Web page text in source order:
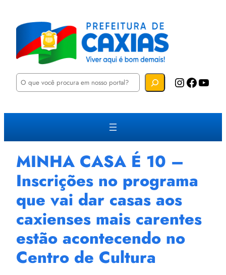
P
u
a
Instagram Facebook YouTube
MINHA CASA É 10 –
Inscrições no programa
que vai dar casas aos
caxienses mais carentes
estão acontecendo no
Centro de Cultura